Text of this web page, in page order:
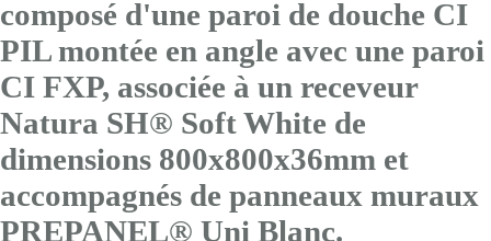
composé d'une paroi de douche CI
PIL montée en angle avec une paroi
CI FXP, associée à un receveur
Natura SH® Soft White de
dimensions 800x800x36mm et
accompagnés de panneaux muraux
PREPANEL® Uni Blanc.